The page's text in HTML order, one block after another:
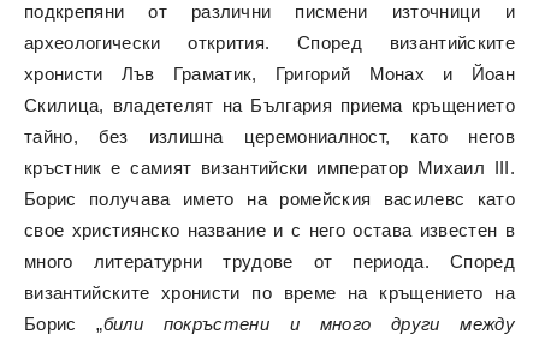
подкрепяни от различни писмени източници и
археологически открития. Според византийските
хронисти Лъв Граматик, Григорий Монах и Йоан
Скилица, владетелят на България приема кръщението
тайно, без излишна церемониалност, като негов
кръстник е самият византийски император Михаил III.
Борис получава името на ромейския василевс като
свое християнско название и с него остава известен в
много литературни трудове от периода. Според
византийските хронисти по време на кръщението на
Борис „били покръстени и много други между